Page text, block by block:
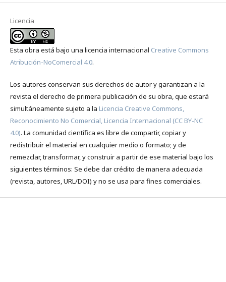
Licencia
Esta obra está bajo una licencia internacional Creative Commons
Atribución-NoComercial 4.0.
Los autores conservan sus derechos de autor y garantizan a la
revista el derecho de primera publicación de su obra, que estará
simultáneamente sujeto a la Licencia Creative Commons,
Reconocimiento No Comercial, Licencia Internacional (CC BY-NC
4.0). La comunidad científica es libre de compartir, copiar y
redistribuir el material en cualquier medio o formato; y de
remezclar, transformar, y construir a partir de ese material bajo los
siguientes términos: Se debe dar crédito de manera adecuada
(revista, autores, URL/DOI) y no se usa para fines comerciales.